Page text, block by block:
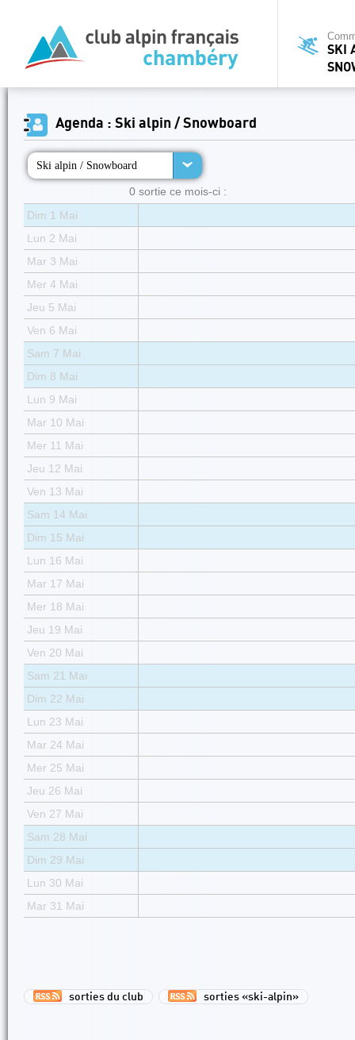
SKI
Agenda : Ski alpin / Snowboard
Ski alpin / Snowboard
0 sortie ce mois-ci :
Dim 1 Mai
Lun 2 Mai
Mar 3 Mai
Mer 4 Mai
Jeu 5 Mai
Ven 6 Mai
Sam 7 Mai
Dim 8 Mai
Lun 9 Mai
Mar 10 Mai
Mer 11 Mai
Jeu 12 Mai
Ven 13 Mai
Sam 14 Mai
Dim 15 Mai
Lun 16 Mai
Mar 17 Mai
Mer 18 Mai
Jeu 19 Mai
Ven 20 Mai
Sam 21 Mai
Dim 22 Mai
Lun 23 Mai
Mar 24 Mai
Mer 25 Mai
Jeu 26 Mai
Ven 27 Mai
Sam 28 Mai
Dim 29 Mai
Lun 30 Mai
Mar 31 Mai
sorties du club sorties «ski-alpin»